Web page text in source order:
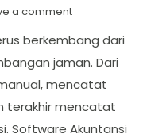
a comment
berkembang dari
jaman. Dari
mencatat
terakhir mencatat
Software Akuntansi